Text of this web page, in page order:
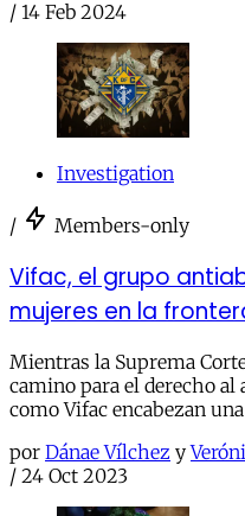
/ 14 Feb 2024
Investigation
/ Members-only
Vifac, el grupo
mujeres en la
Mientras la Suprema
camino para el derecho
como Vifac encabezan
por Dánae Vílchez y
/ 24 Oct 2023